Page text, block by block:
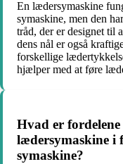
En lædersymaskine
symaskine, men den
tråd, der er designet til
dens nål er også
forskellige
hjælper med at føre
Hvad er
lædersymaskine i
symaskine?